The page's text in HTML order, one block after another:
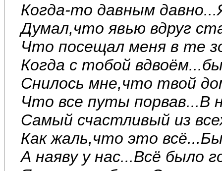
Когда-то давным
Думал,что явью вдруг
Что посещал меня в те
Когда с тобой
Снилось мне,что твой
Что все путы порвав...В
Самый счастливый из
Как жаль,что это
А наяву у нас...Всё было